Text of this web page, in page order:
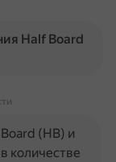
Half Board
(HB) и
количестве